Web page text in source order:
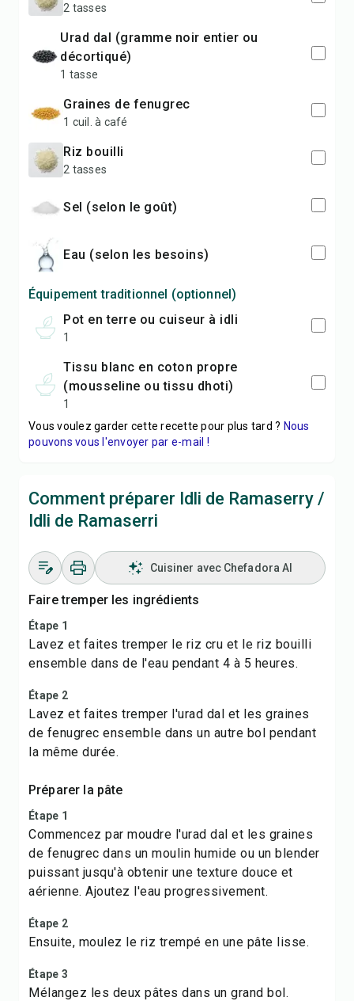
2 tasses
urad dal (gramme noir entier ou
décortiqué)
1 tasse
graines de fenugrec
1 cuil. à café
riz bouilli
2 tasses
sel (selon le goût)
eau (selon les besoins)
Équipement traditionnel (optionnel)
pot en terre ou cuiseur à idli
1
tissu blanc en coton propre
(mousseline ou tissu dhoti)
1
Vous voulez garder cette recette pour plus tard ? Nous
pouvons vous l'envoyer par e-mail !
Comment préparer Idli de Ramaserry /
Idli de Ramaserri
Cuisiner avec Chefadora AI
Faire tremper les ingrédients
Étape 1
Lavez et faites tremper le riz cru et le riz bouilli
ensemble dans de l'eau pendant 4 à 5 heures.
Étape 2
Lavez et faites tremper l'urad dal et les graines
de fenugrec ensemble dans un autre bol pendant
la même durée.
Préparer la pâte
Étape 1
Commencez par moudre l'urad dal et les graines
de fenugrec dans un moulin humide ou un blender
puissant jusqu'à obtenir une texture douce et
aérienne. Ajoutez l'eau progressivement.
Étape 2
Ensuite, moulez le riz trempé en une pâte lisse.
Étape 3
Mélangez les deux pâtes dans un grand bol.